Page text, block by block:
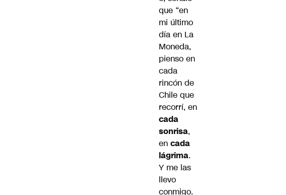
que “en
mi último
día en La
Moneda,
pienso en
cada
rincón de
Chile que
recorrí, en
cada
sonrisa,
en cada
lágrima.
Y me las
llevo
conmigo.